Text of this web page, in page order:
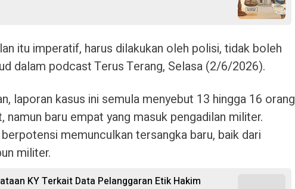
itu imperatif, harus dilakukan oleh polisi, tidak boleh
dalam podcast Terus Terang, Selasa (2/6/2026).
laporan kasus ini semula menyebut 13 hingga 16 orang
namun baru empat yang masuk pengadilan militer.
memunculkan tersangka baru, baik dari
militer.
KY Terkait Data Pelanggaran Etik Hakim